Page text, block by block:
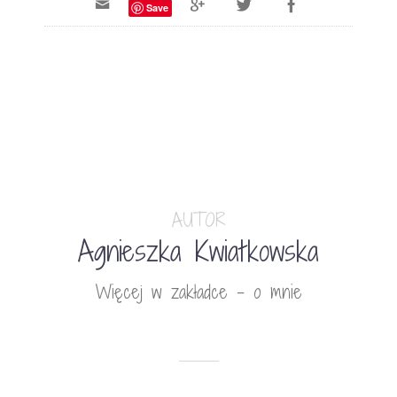
Save
AUTOR
Agnieszka Kwiatkowska
Więcej w zakładce - o mnie